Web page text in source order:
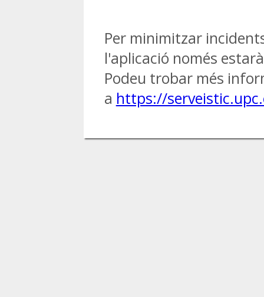
Per minimitzar
l'aplicació només
Podeu trobar més
a https://